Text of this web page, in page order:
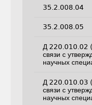
35.2.008.04
35.2.008.05
Д 220.010.02
связи с
научных
Д 220.010.03
связи с
научных